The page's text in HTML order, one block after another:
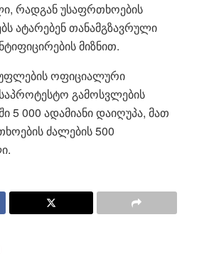
რადგან უსაფრთხოების
ატარებენ თანამგზავრული
მიზნით.
ოფიციალური
გამოსვლების
5 000 ადამიანი დაიღუპა, მათ
ძალების 500